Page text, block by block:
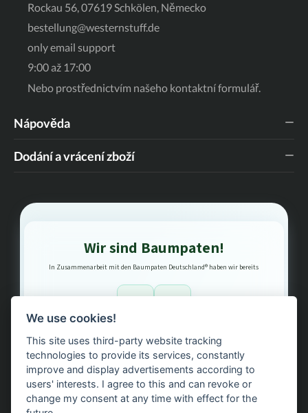
Rockau 56, 07619 Schkölen, Německo
bestellung@westernstuff.de
only email support
9:00 až 17:00
Nebo prostřednictvím našeho kontaktní formulář.
Nápověda
Dodání a vrácení zboží
Wir sind Baumpaten!
In Zusammenarbeit mit den Baumpaten Deutschland® haben wir bereits
Bäume gepflanzt – regional, nachhaltig, transparent.
We use cookies!
This site uses third-party website tracking
technologies to provide its services, constantly
improve and display advertisements according to
users' interests. I agree to this and can revoke or
change my consent at any time with effect for the